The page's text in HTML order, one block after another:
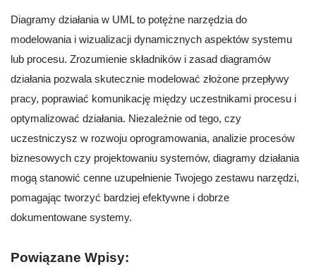
Diagramy działania w UML to potężne narzędzia do
modelowania i wizualizacji dynamicznych aspektów systemu
lub procesu. Zrozumienie składników i zasad diagramów
działania pozwala skutecznie modelować złożone przepływy
pracy, poprawiać komunikację między uczestnikami procesu i
optymalizować działania. Niezależnie od tego, czy
uczestniczysz w rozwoju oprogramowania, analizie procesów
biznesowych czy projektowaniu systemów, diagramy działania
mogą stanowić cenne uzupełnienie Twojego zestawu narzędzi,
pomagając tworzyć bardziej efektywne i dobrze
dokumentowane systemy.
Powiązane Wpisy: